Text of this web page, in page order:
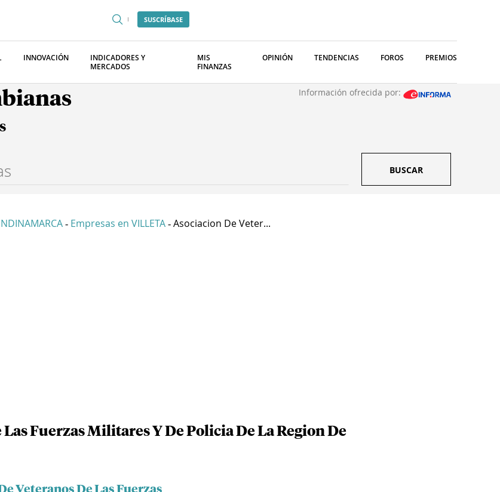
SUSCRÍBASE
INNOVACIÓN
INDICADORES Y
MERCADOS
MIS
FINANZAS
OPINIÓN TENDENCIAS FOROS PREMIOS
Información ofrecida por:
BUSCAR
- Empresas en VILLETA - Asociacion De Veter...
Fuerzas Militares Y De Policia De La Region De
Veteranos De Las Fuerzas